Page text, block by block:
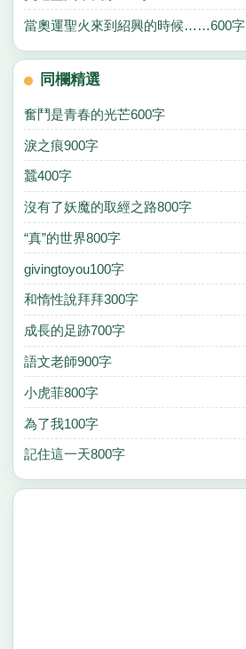
當奧運聖火來到紹興的時候……600字
同欄精選
奮鬥是青春的光芒600字
淚之痕900字
蠶400字
沒有了妖魔的取經之路800字
“真”的世界800字
givingtoyou100字
和惰性說拜拜300字
成長的足跡700字
語文老師900字
小虎菲800字
為了我100字
記住這一天800字